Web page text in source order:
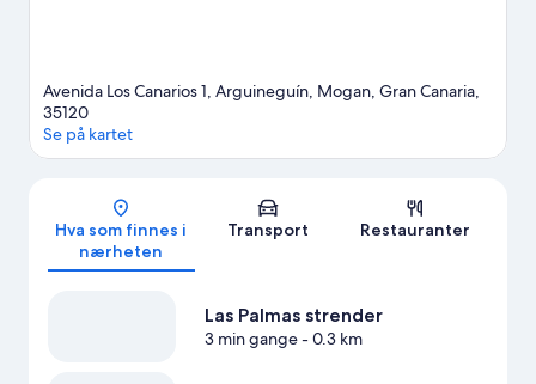
Avenida Los Canarios 1, Arguineguín, Mogan, Gran Canaria,
35120
Se på kartet
Hva som finnes i
nærheten
Transport Restauranter
Las Palmas strender
3 min gange- 0.3 km